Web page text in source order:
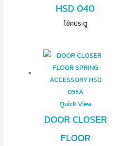
HSD 040
โช้คประตู
Quick View
DOOR CLOSER
FLOOR